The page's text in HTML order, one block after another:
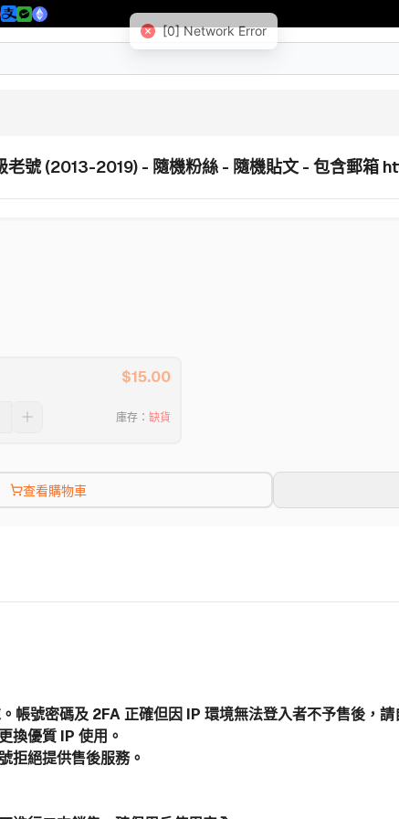
號 (2013-2019) - 隨機粉絲 - 隨機貼文 - 包含郵
$15.00
庫存 ： 缺貨
查看購物車
號密碼及 2FA 正確但因 IP 環境無法登入者不予售後，請
換優質 IP 使用。
拒絕提供售後服務。
[0] Network Error